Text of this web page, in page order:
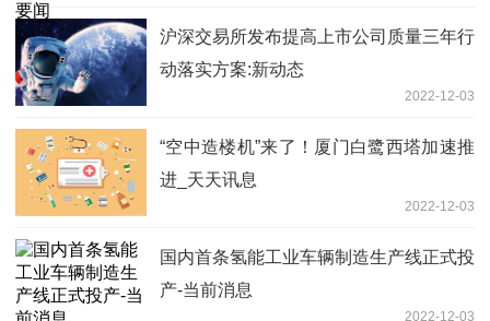
沪深交易所发布提高上市公司质量三年行
动落实方案:新动态
2022-12-03
“空中造楼机”来了！厦门白鹭西塔加速推
进_天天讯息
2022-12-03
国内首条氢能工业车辆制造生产线正式投
产-当前消息
2022-12-03